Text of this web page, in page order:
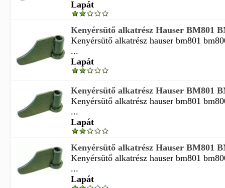
Lapát
Kenyérsütő alkatrész Hauser BM801
Kenyérsütő alkatrész hauser bm801
...
Lapát
Kenyérsütő alkatrész Hauser BM801
Kenyérsütő alkatrész hauser bm801
...
Lapát
Kenyérsütő alkatrész Hauser BM801
Kenyérsütő alkatrész hauser bm801
...
Lapát